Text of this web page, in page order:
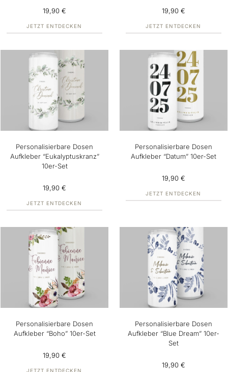
19,90 €
JETZT ENTDECKEN
19,90 €
JETZT ENTDECKEN
Personalisierbare Dosen
Aufkleber “Eukalyptuskranz”
10er-Set
19,90 €
JETZT ENTDECKEN
Personalisierbare Dosen
Aufkleber “Datum” 10er-Set
19,90 €
JETZT ENTDECKEN
Personalisierbare Dosen
Aufkleber “Boho” 10er-Set
19,90 €
JETZT ENTDECKEN
Personalisierbare Dosen
Aufkleber “Blue Dream” 10er-
Set
19,90 €